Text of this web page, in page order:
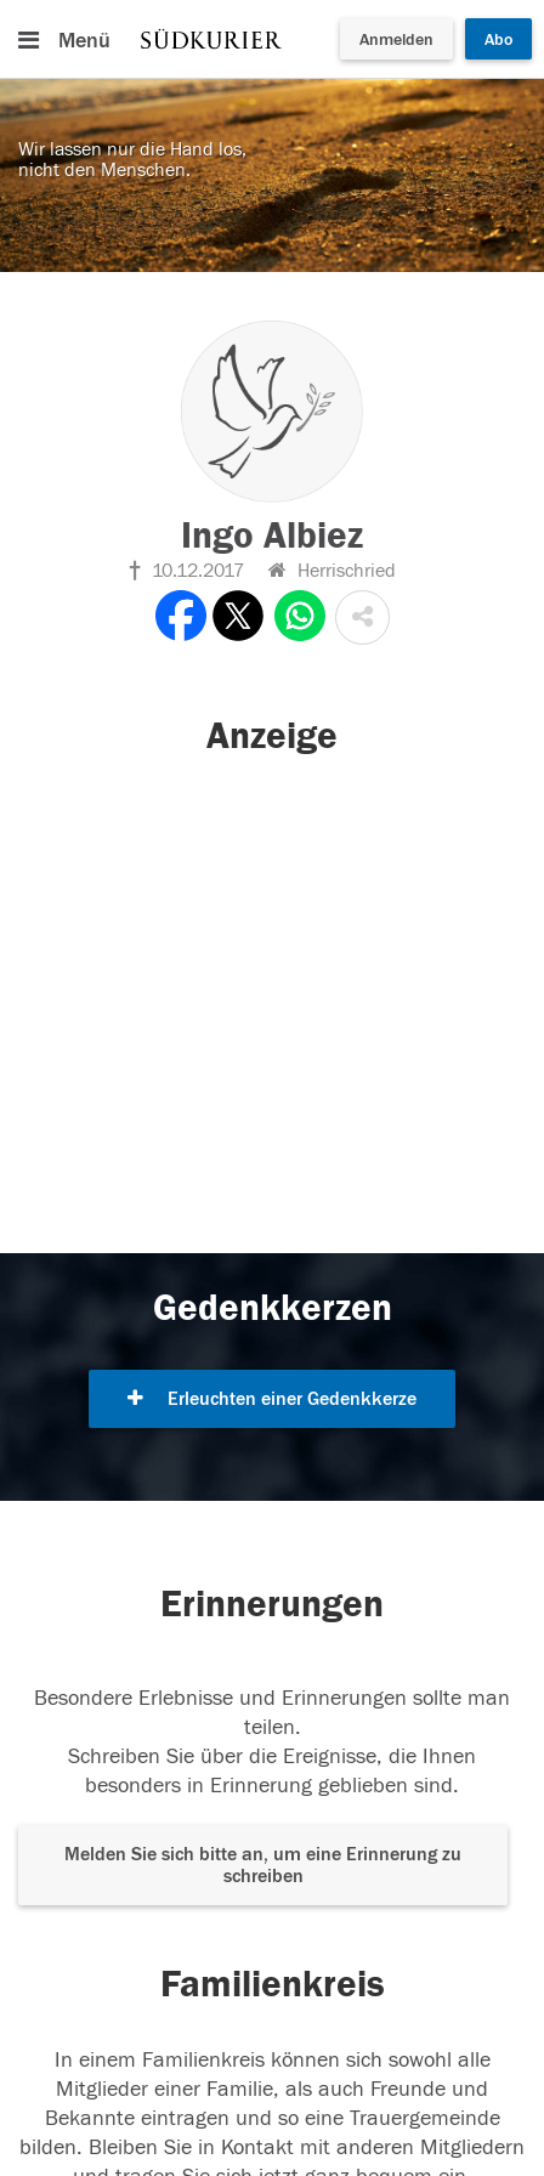
Menü Anmelden Abo
Wir lassen nur die Hand los,
nicht den Menschen.
Ingo Albiez
10.12.2017 Herrischried
Anzeige
Gedenkkerzen
Erleuchten einer Gedenkkerze
Erinnerungen
Besondere Erlebnisse und Erinnerungen sollte man
teilen.
Schreiben Sie über die Ereignisse, die Ihnen
besonders in Erinnerung geblieben sind.
Melden Sie sich bitte an, um eine Erinnerung zu
schreiben
Familienkreis
In einem Familienkreis können sich sowohl alle
Mitglieder einer Familie, als auch Freunde und
Bekannte eintragen und so eine Trauergemeinde
bilden. Bleiben Sie in Kontakt mit anderen Mitgliedern